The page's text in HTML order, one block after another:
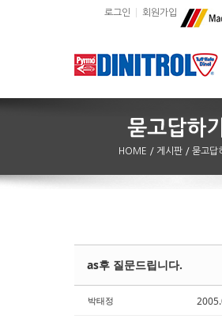
로그인 회원가입
HOME / 게시판 / 묻고답
as후 질문드립니다.
박태정
Sketchbook5,
Sketchbook5,